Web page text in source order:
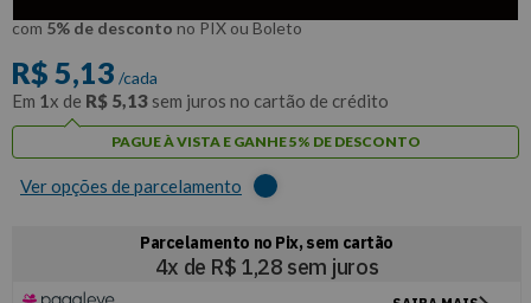
com 5% de desconto no PIX ou Boleto
R$ 5,13 /cada
Em 1x de R$ 5,13 sem juros no cartão de crédito
PAGUE À VISTA E GANHE 5% DE DESCONTO
Ver opções de parcelamento